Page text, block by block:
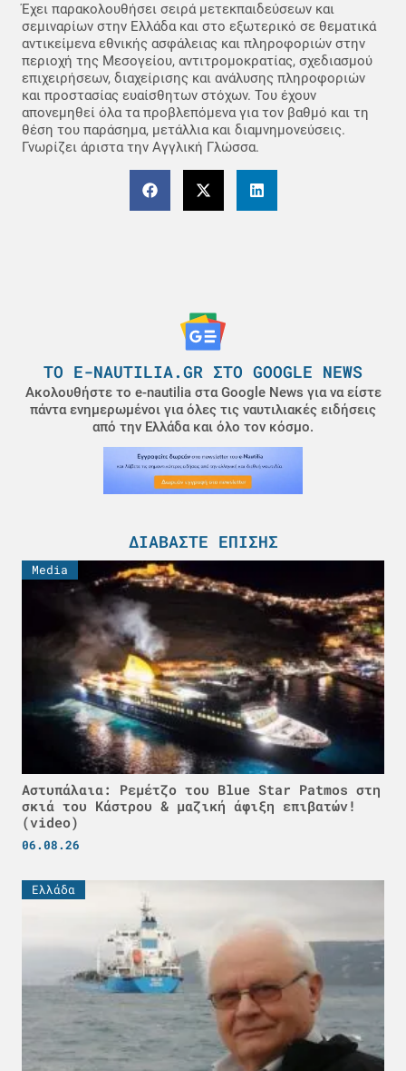
Έχει παρακολουθήσει σειρά μετεκπαιδεύσεων και
σεμιναρίων στην Ελλάδα και στο εξωτερικό σε θεματικά
αντικείμενα εθνικής ασφάλειας και πληροφοριών στην
περιοχή της Μεσογείου, αντιτρομοκρατίας, σχεδιασμού
επιχειρήσεων, διαχείρισης και ανάλυσης πληροφοριών
και προστασίας ευαίσθητων στόχων. Του έχουν
απονεμηθεί όλα τα προβλεπόμενα για τον βαθμό και τη
θέση του παράσημα, μετάλλια και διαμνημονεύσεις.
Γνωρίζει άριστα την Αγγλική Γλώσσα.
ΤΟ E-NAUTILIA.GR ΣΤΟ GOOGLE NEWS
Ακολουθήστε το e-nautilia στα Google News για να είστε
πάντα ενημερωμένοι για όλες τις ναυτιλιακές ειδήσεις
από την Ελλάδα και όλο τον κόσμο.
ΔΙΑΒΆΣΤΕ ΕΠΊΣΗΣ
Media
Αστυπάλαια: Ρεμέτζο του Blue Star Patmos στη
σκιά του Κάστρου & μαζική άφιξη επιβατών!
(video)
06.08.26
Ελλάδα